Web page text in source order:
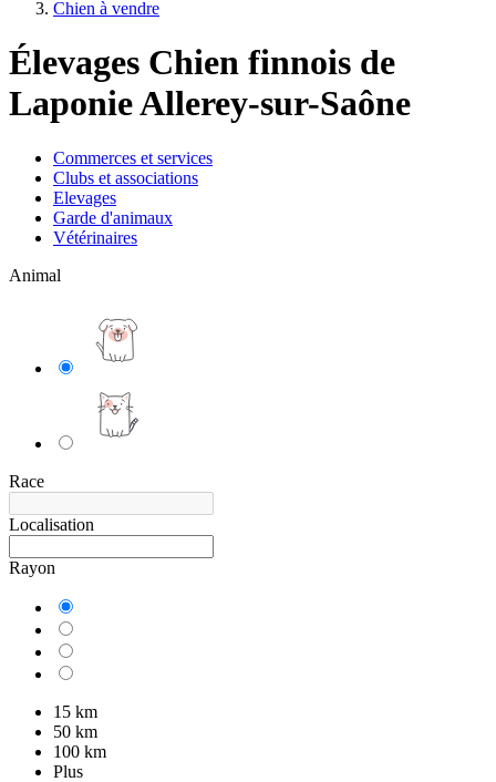
Chien à vendre
Élevages Chien finnois de
Laponie Allerey-sur-Saône
Commerces et services
Clubs et associations
Elevages
Garde d'animaux
Vétérinaires
Animal
Race
Localisation
Rayon
15 km
50 km
100 km
Plus